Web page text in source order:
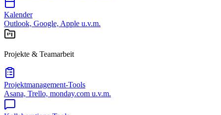
Kalender
Outlook, Google, Apple u.v.m.
Projekte & Teamarbeit
Projektmanagement-Tools
Asana, Trello, monday.com u.v.m.